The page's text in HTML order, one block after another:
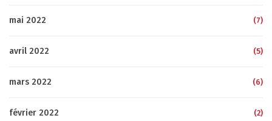
mai 2022 (7)
avril 2022 (5)
mars 2022 (6)
février 2022 (2)